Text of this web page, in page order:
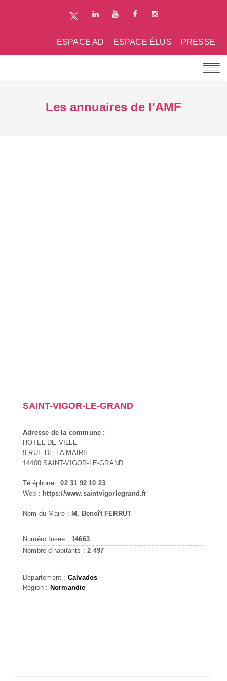
PRESSE
ESPACE ÉLUS
ESPACE AD
Les annuaires de l'AMF
SAINT-VIGOR-LE-GRAND
Adresse de la commune :
HOTEL DE VILLE
9 RUE DE LA MAIRIE
14400 SAINT-VIGOR-LE-GRAND
Téléphone :02 31 92 10 23
Web : https://www.saintvigorlegrand.fr
Nom du Maire : M. Benoît FERRUT
Numéro Insee : 14663
Nombre d'habitants :2 497
Département : Calvados
Région : Normandie